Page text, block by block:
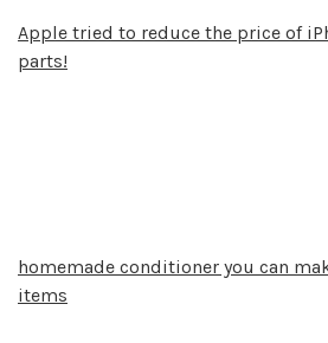
Apple tried to reduce the price of
parts!
homemade conditioner you can
items